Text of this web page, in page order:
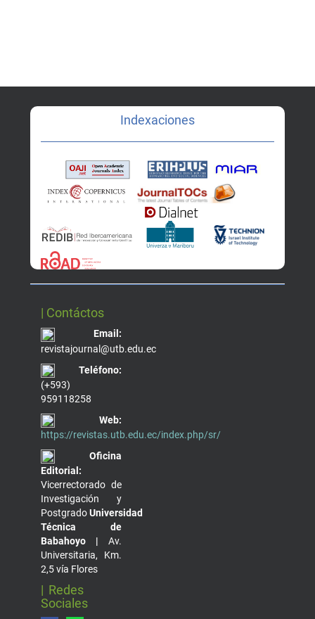
Indexaciones
| Contáctos
Email:
revistajournal@utb.edu.ec
Teléfono:
(+593)
959118258
Web:
https://revistas.utb.edu.ec/index.php/sr/
Oficina
Editorial:
Vicerrectorado de
Investigación y
PostgradoUniversidad
Técnica de
Babahoyo | Av.
Universitaria, Km.
2,5 vía Flores
| Redes
Sociales